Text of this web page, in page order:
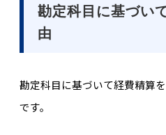
勘定科目に基づい
由
勘定科目に基づいて経費精算
です。